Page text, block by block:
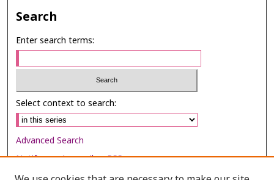
Search
Enter search terms:
Select context to search:
Advanced Search
Notify me via email orRSS